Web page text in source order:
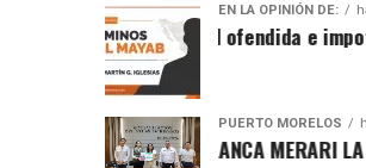
EN LA OPINIÓN DE:
Sociedad ofendida e
PUERTO MORELOS
PRESENTA BLANCA MERARI LA